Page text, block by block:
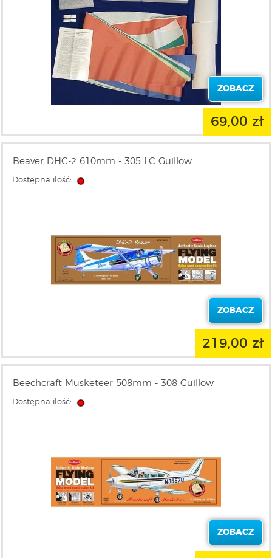
ZOBACZ
69,00 zł
Beaver DHC-2 610mm - 305 LC Guillow
Dostępna ilość:
ZOBACZ
219,00 zł
Beechcraft Musketeer 508mm - 308 Guillow
Dostępna ilość:
ZOBACZ